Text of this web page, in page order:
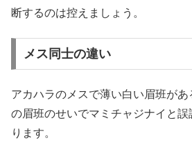
断するのは控えましょう。
メス同士の違い
アカハラのメスで薄い白い眉班があ
の眉班のせいでマミチャジナイと
ります。